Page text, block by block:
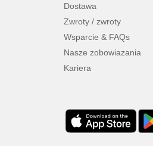
Dostawa
Zwroty / zwroty
Wsparcie & FAQs
Nasze zobowiazania
Kariera